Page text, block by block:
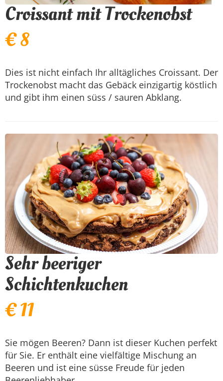
Croissant mit Trockenobst
€ 8
Dies ist nicht einfach Ihr alltägliches Croissant. Der
Trockenobst macht das Gebäck einzigartig köstlich
und gibt ihm einen süss / sauren Abklang.
Sehr beeriger
Schichtenkuchen
€ 11
Sie mögen Beeren? Dann ist dieser Kuchen perfekt
für Sie. Er enthält eine vielfältige Mischung an
Beeren und ist eine süsse Freude für jeden